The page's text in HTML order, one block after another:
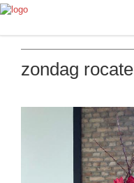
zondag rocate